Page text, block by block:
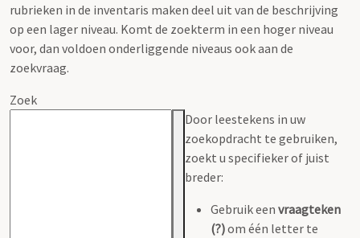
rubrieken in de inventaris maken deel uit van de beschrijving
op een lager niveau. Komt de zoekterm in een hoger niveau
voor, dan voldoen onderliggende niveaus ook aan de
zoekvraag.
Zoek
Door leestekens in uw
zoekopdracht te gebruiken,
zoekt u specifieker of juist
breder:
Gebruik een vraagteken
(?)om één letter te